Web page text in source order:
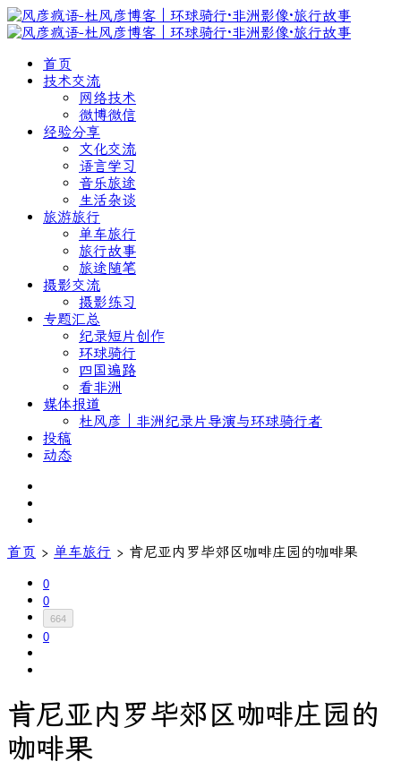
首页
技术交流
网络技术
微博微信
经验分享
文化交流
语言学习
音乐旅途
生活杂谈
旅游旅行
单车旅行
旅行故事
旅途随笔
摄影交流
摄影练习
专题汇总
纪录短片创作
环球骑行
四国遍路
看非洲
媒体报道
杜风彦｜非洲纪录片导演与环球骑行者
投稿
动态
首页 › 单车旅行 › 肯尼亚内罗毕郊区咖啡庄园的咖啡果
0
0
664
0
肯尼亚内罗毕郊区咖啡庄园的
咖啡果